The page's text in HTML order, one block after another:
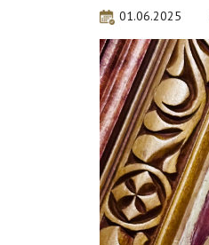
01.06.2025